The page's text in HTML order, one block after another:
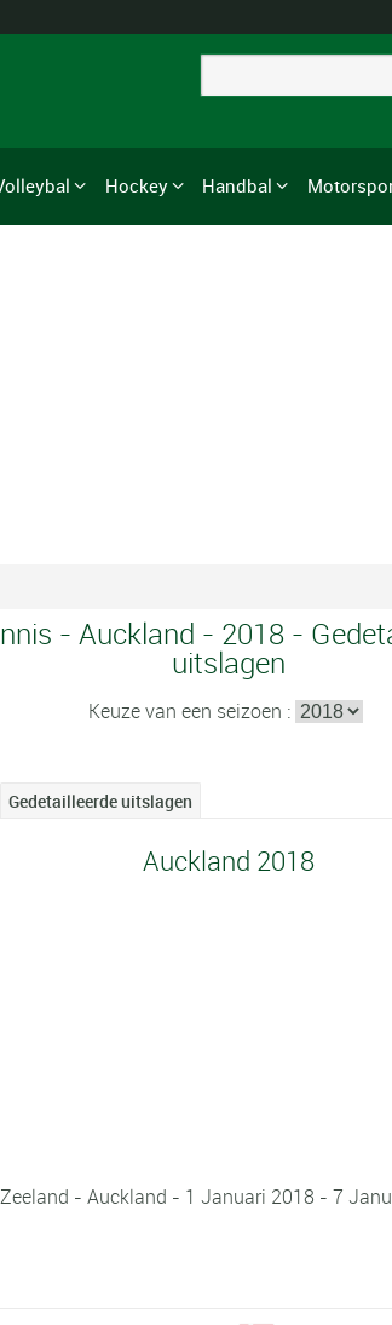
Hockey Handbal
- Auckland - 2018 -
uitslagen
Keuze van een seizoen :
Gedetailleerde uitslagen
Auckland 2018
- Auckland - 1 Januari 2018 - 7